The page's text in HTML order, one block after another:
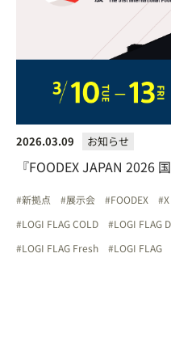
2026.03.09 お知らせ
『FOODEX JAPAN
新拠点 展示会 FOODEX
LOGI FLAG COLD
LOGI FLAG
LOGI FLAG Fresh
LOGI FLAG